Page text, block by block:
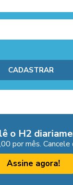
o H2
por mês. Cancele
Assine agora!